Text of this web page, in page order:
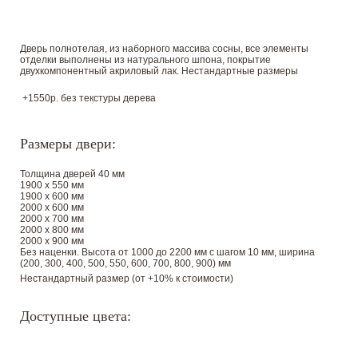
Дверь полнотелая, из наборного массива сосны, все элементы
отделки выполнены из натурального шпона, покрытие
двухкомпонентный акриловый лак. Нестандартные размеры
+1550р. без текстуры дерева
Размеры двери:
Толщина дверей 40 мм
1900 х 550 мм
1900 х 600 мм
2000 х 600 мм
2000 х 700 мм
2000 х 800 мм
2000 х 900 мм
Без наценки. Высота от 1000 до 2200 мм с шагом 10 мм, ширина
(200, 300, 400, 500, 550, 600, 700, 800, 900) мм
Нестандартный размер (от +10% к стоимости)
Доступные цвета: